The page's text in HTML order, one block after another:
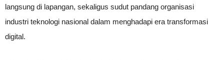
langsung di lapangan, sekaligus sudut pandang organisasi
industri teknologi nasional dalam menghadapi era transformasi
digital.